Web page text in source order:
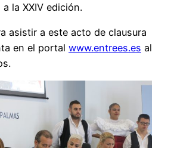
la XXIV edición.
asistir a este acto de clausura
en el portal www.entrees.es al